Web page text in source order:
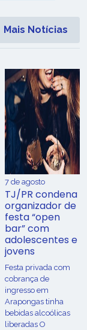
Mais Notícias
7 de agosto
TJ/PR condena
organizador de
festa “open
bar” com
adolescentes e
jovens
Festa privada com
cobrança de
ingresso em
Arapongas tinha
bebidas alcoólicas
liberadas O